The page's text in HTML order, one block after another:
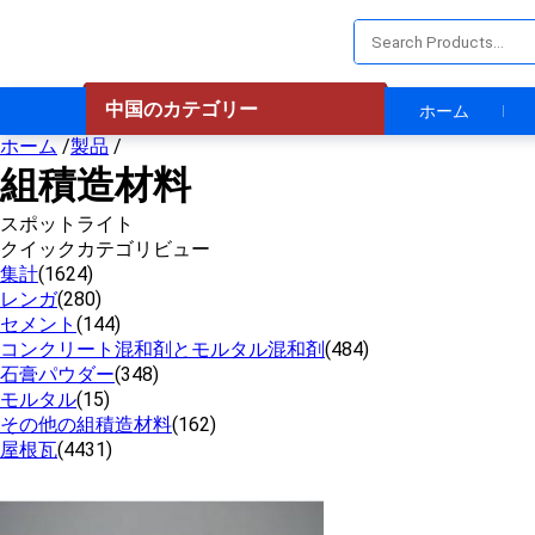
中国のカテゴリー ホーム
ホーム /製品 /
組積造材料
スポットライト
クイックカテゴリビュー
集計(1624)
レンガ(280)
セメント (144)
コンクリート混和剤とモルタル混和剤(484)
石膏パウダー(348)
モルタル(15)
その他の組積造材料(162)
屋根瓦(4431)